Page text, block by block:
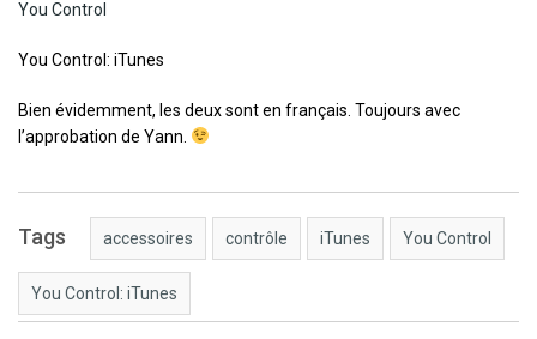
You Control
You Control: iTunes
Bien évidemment, les deux sont en français. Toujours avec
l’approbation de Yann.
Tags accessoires contrôle iTunes You Control
You Control: iTunes